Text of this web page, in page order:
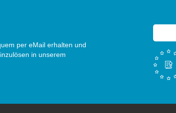
per eMail erhalten und
in unserem